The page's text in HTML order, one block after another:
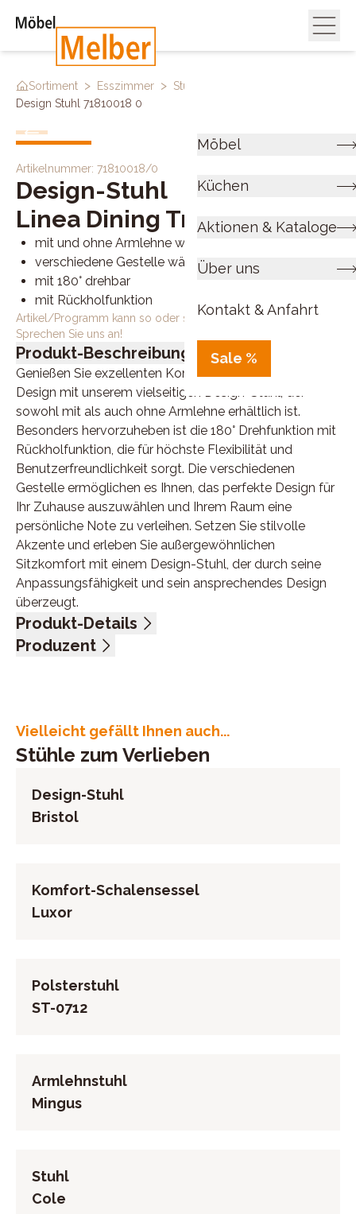
Möbel
Küchen
Aktionen & Kataloge
Über uns
Kontakt & Anfahrt
Sale %
Sortiment > Esszimmer > Stühle
Design Stuhl 71810018 0
Artikelnummer: 71810018/0
Design-Stuhl
Linea Dining Trend
mit und ohne Armlehne wählbar
verschiedene Gestelle wählbar
mit 180° drehbar
mit Rückholfunktion
Artikel/Programm kann so oder so ähnlich bestellt werden.
Sprechen Sie uns an!
Produkt-Beschreibung
Genießen Sie exzellenten Komfort und modernes
Design mit unserem vielseitigen Design-Stuhl, der
sowohl mit als auch ohne Armlehne erhältlich ist.
Besonders hervorzuheben ist die 180° Drehfunktion mit
Rückholfunktion, die für höchste Flexibilität und
Benutzerfreundlichkeit sorgt. Die verschiedenen
Gestelle ermöglichen es Ihnen, das perfekte Design für
Ihr Zuhause auszuwählen und Ihrem Raum eine
persönliche Note zu verleihen. Setzen Sie stilvolle
Akzente und erleben Sie außergewöhnlichen
Sitzkomfort mit einem Design-Stuhl, der durch seine
Anpassungsfähigkeit und sein ansprechendes Design
überzeugt.
Produkt-Details
Stoff 100% PET Recycling, Farbe eisblau, Gestell Stativ
Produzent
UID (Umsatzsteuer-Identifikationsnummer): DE
Vielleicht gefällt Ihnen auch...
Stühle zum Verlieben
Design-Stuhl
Bristol
Komfort-Schalensessel
Luxor
Polsterstuhl
ST-0712
Armlehnstuhl
Mingus
Stuhl
Cole